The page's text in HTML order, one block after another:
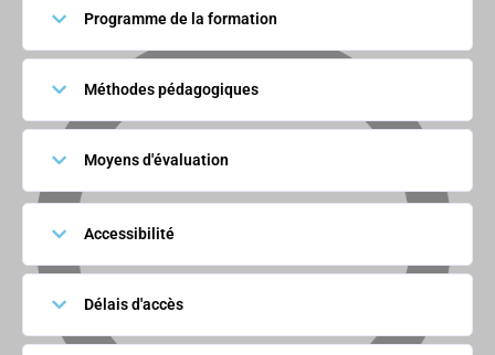
Programme de la formation
Méthodes pédagogiques
Moyens d'évaluation
Accessibilité
Délais d'accès